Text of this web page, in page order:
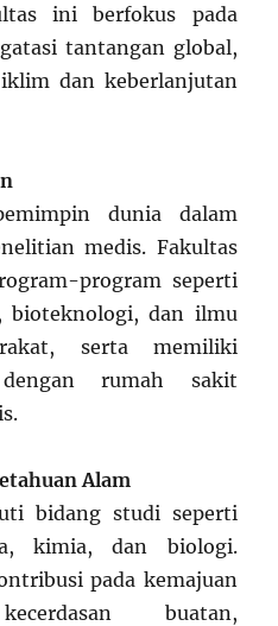
ini berfokus pada
tantangan global,
dan keberlanjutan
dunia dalam
medis. Fakultas
program seperti
bioteknologi, dan ilmu
serta memiliki
rumah sakit
Alam
bidang studi seperti
kimia, dan biologi.
pada kemajuan
buatan,